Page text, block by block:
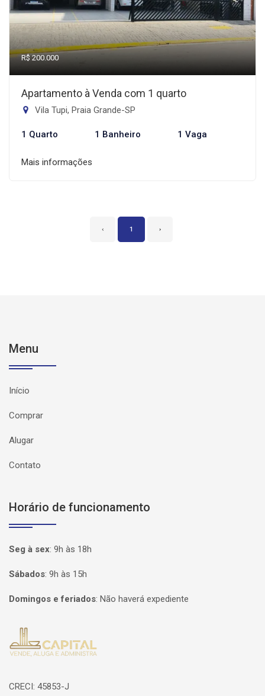
R$ 200.000
Apartamento à Venda com 1 quarto
Vila Tupi, Praia Grande-SP
1 Quarto 1 Banheiro 1 Vaga
Mais informações
‹ 1 ›
Menu
Início
Comprar
Alugar
Contato
Horário de funcionamento
Seg à sex: 9h às 18h
Sábados: 9h às 15h
Domingos e feriados: Não haverá expediente
Página inicial
CRECI: 45853-J